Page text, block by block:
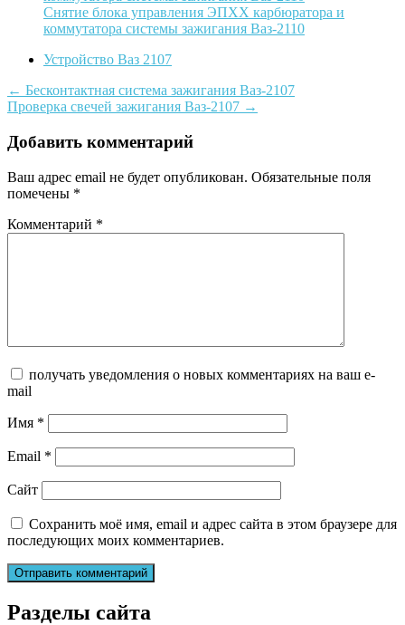
Снятие блока управления ЭПХХ карбюратора и
коммутатора системы зажигания Ваз-2110
Устройство Ваз 2107
Post
navigation
← Бесконтактная система зажигания Ваз-2107
Проверка свечей зажигания Ваз-2107 →
Добавить комментарий
Ваш адрес email не будет опубликован. Обязательные поля
помечены *
Комментарий *
получать уведомления о новых комментариях на ваш e-
mail
Имя *
Email *
Сайт
Сохранить моё имя, email и адрес сайта в этом браузере для
последующих моих комментариев.
Разделы сайта